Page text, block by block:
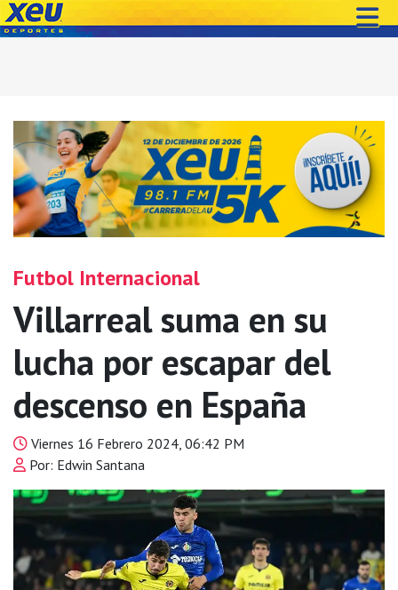
Futbol Internacional
Villarreal suma en su
lucha por escapar del
descenso en España
Viernes 16 Febrero 2024, 06:42 PM
Por: Edwin Santana